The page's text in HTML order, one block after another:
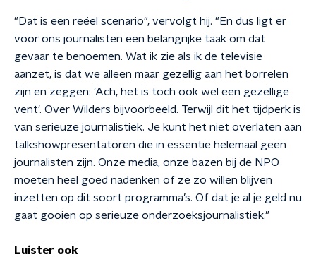
"Dat is een reëel scenario", vervolgt hij. "En dus ligt er
voor ons journalisten een belangrijke taak om dat
gevaar te benoemen. Wat ik zie als ik de televisie
aanzet, is dat we alleen maar gezellig aan het borrelen
zijn en zeggen: 'Ach, het is toch ook wel een gezellige
vent'. Over Wilders bijvoorbeeld. Terwijl dit het tijdperk is
van serieuze journalistiek. Je kunt het niet overlaten aan
talkshowpresentatoren die in essentie helemaal geen
journalisten zijn. Onze media, onze bazen bij de NPO
moeten heel goed nadenken of ze zo willen blijven
inzetten op dit soort programma’s. Of dat je al je geld nu
gaat gooien op serieuze onderzoeksjournalistiek."
Luister ook